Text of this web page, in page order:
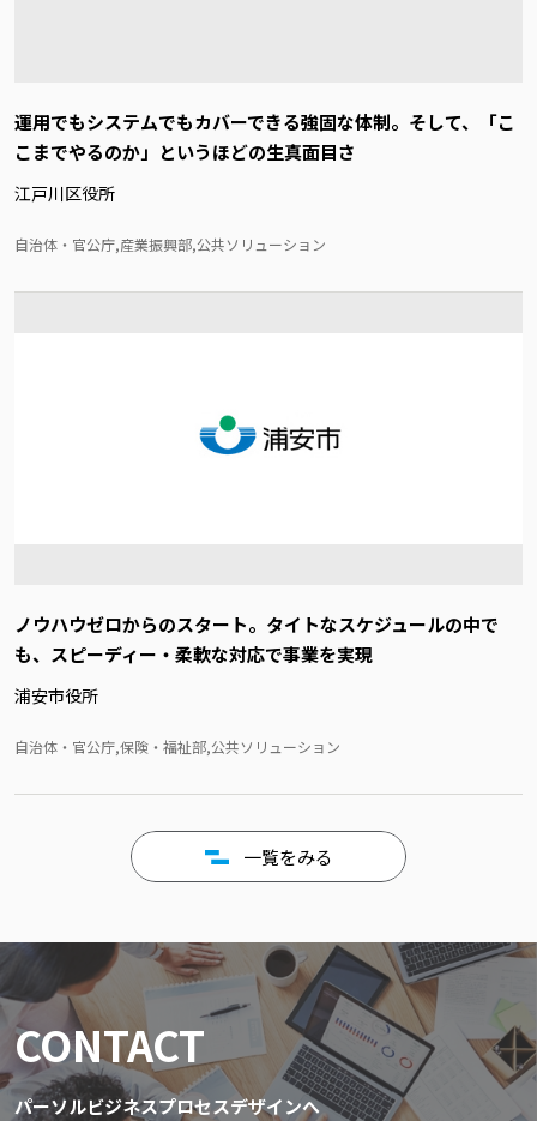
運用でもシステムでもカバーできる強固な体制。そして、「こ
こまでやるのか」というほどの生真面目さ
江戸川区役所
自治体・官公庁,産業振興部,公共ソリューション
ノウハウゼロからのスタート。タイトなスケジュールの中で
も、スピーディー・柔軟な対応で事業を実現
浦安市役所
自治体・官公庁,保険・福祉部,公共ソリューション
一覧をみる
CONTACT
パーソルビジネスプロセスデザインへ